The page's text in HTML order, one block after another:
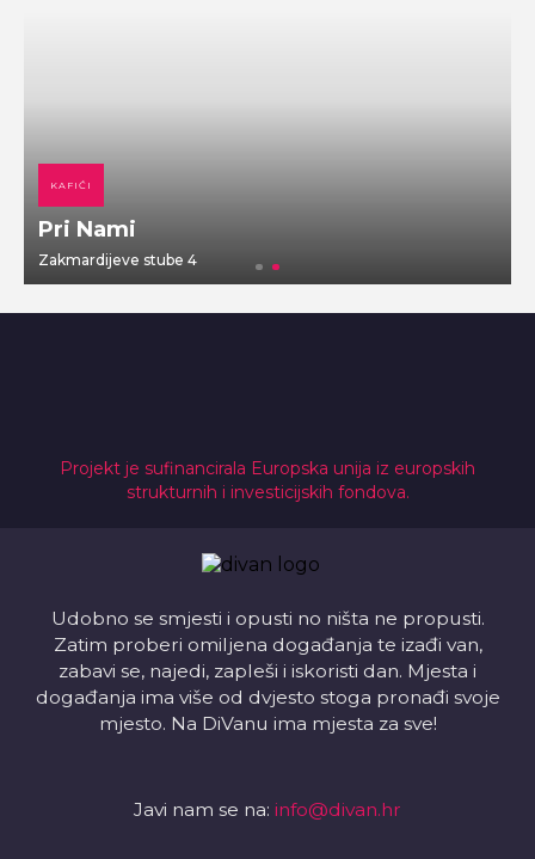
KAFIĆI
Pri Nami
Zakmardijeve stube 4
Projekt je sufinancirala Europska unija iz europskih
strukturnih i investicijskih fondova.
Udobno se smjesti i opusti no ništa ne propusti.
Zatim proberi omiljena događanja te izađi van,
zabavi se, najedi, zapleši i iskoristi dan. Mjesta i
događanja ima više od dvjesto stoga pronađi svoje
mjesto. Na DiVanu ima mjesta za sve!
Javi nam se na: info@divan.hr